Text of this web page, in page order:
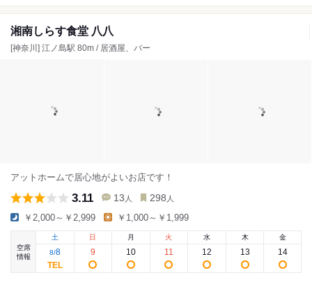
湘南しらす食堂 八八
[神奈川] 江ノ島駅 80m / 居酒屋、バー
アットホームで居心地がよいお店です！
3.11 13 人 298 人
￥2,000～￥2,999 ￥1,000～￥1,999
空席
情報
土
8/8
日
9
月
10
火
11
水
12
木
13
金
14